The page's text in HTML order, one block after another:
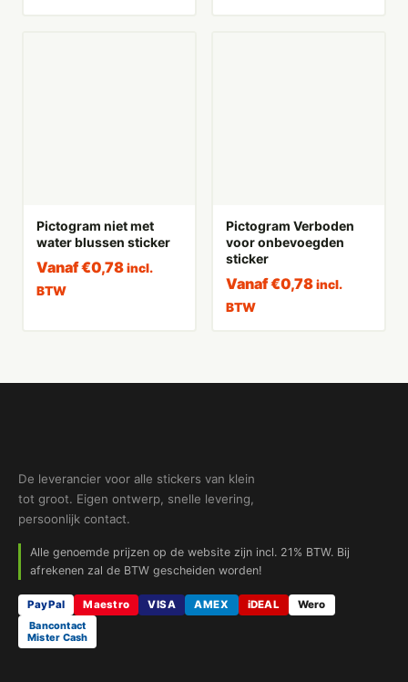
Pictogram niet met
water blussen sticker
Vanaf€0,78 incl.
BTW
Pictogram Verboden
voor onbevoegden
sticker
Vanaf€0,78 incl.
BTW
De leverancier voor alle stickers van klein
tot groot. Eigen ontwerp, snelle levering,
persoonlijk contact.
Alle genoemde prijzen op de website zijn incl. 21% BTW. Bij
afrekenen zal de BTW gescheiden worden!
PayPal Maestro VISA AMEX iDEAL
Wero
Bancontact
Mister Cash